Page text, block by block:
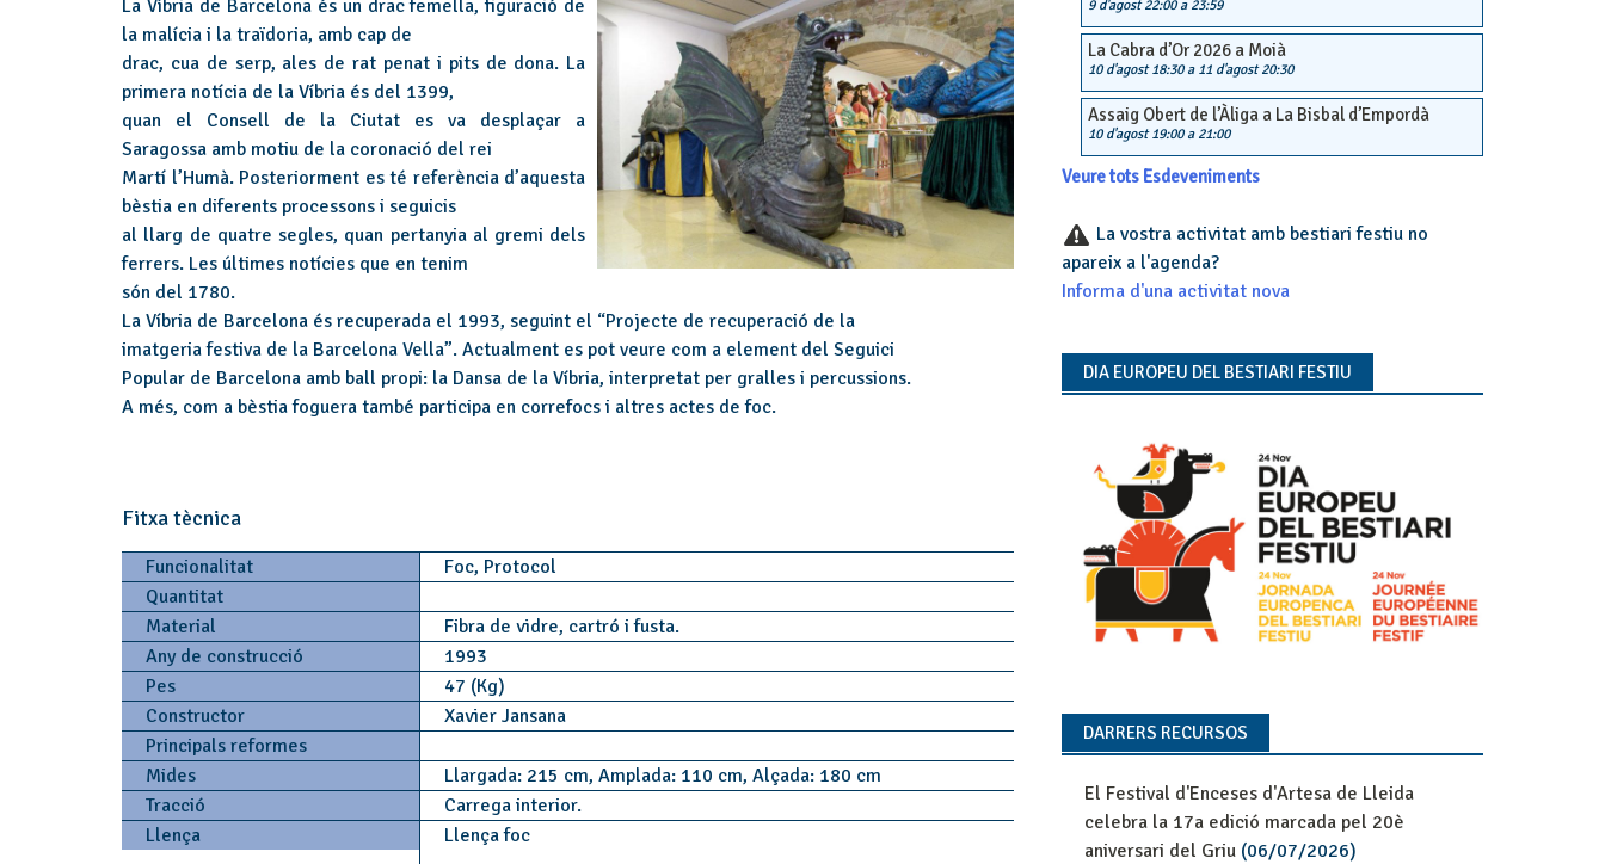
La Víbria de Barcelona és un drac femella, figuració de
la malícia i la traïdoria, amb cap de
drac, cua de serp, ales de rat penat i pits de dona. La
primera notícia de la Víbria és del 1399,
quan el Consell de la Ciutat es va desplaçar a
Saragossa amb motiu de la coronació del rei
Martí l’Humà. Posteriorment es té referència d’aquesta
bèstia en diferents processons i seguicis
al llarg de quatre segles, quan pertanyia al gremi dels
ferrers. Les últimes notícies que en tenim
són del 1780.
La Víbria de Barcelona és recuperada el 1993, seguint el “Projecte de recuperació de la
imatgeria festiva de la Barcelona Vella”. Actualment es pot veure com a element del Seguici
Popular de Barcelona amb ball propi: la Dansa de la Víbria, interpretat per gralles i percussions.
A més, com a bèstia foguera també participa en correfocs i altres actes de foc.
Fitxa tècnica
Funcionalitat
Foc, Protocol
Quantitat
Material
Fibra de vidre, cartró i fusta.
Any de construcció
1993
Pes
47 (Kg)
Constructor
Xavier Jansana
Principals reformes
Mides
Llargada: 215 cm, Amplada: 110 cm, Alçada: 180 cm
Tracció
Carrega interior.
Llença
Llença foc
9 d'agost 22:00a 23:59
La Cabra d’Or 2026 a Moià
10 d'agost 18:30a 11 d'agost 20:30
Assaig Obert de l’Àliga a La Bisbal d’Empordà
10 d'agost 19:00a 21:00
Veure tots Esdeveniments
La vostra activitat amb bestiari festiu no
apareix a l'agenda?
Informa d'una activitat nova
DIA EUROPEU DEL BESTIARI FESTIU
DARRERS RECURSOS
El Festival d'Enceses d'Artesa de Lleida
celebra la 17a edició marcada pel 20è
aniversari del Griu(06/07/2026)